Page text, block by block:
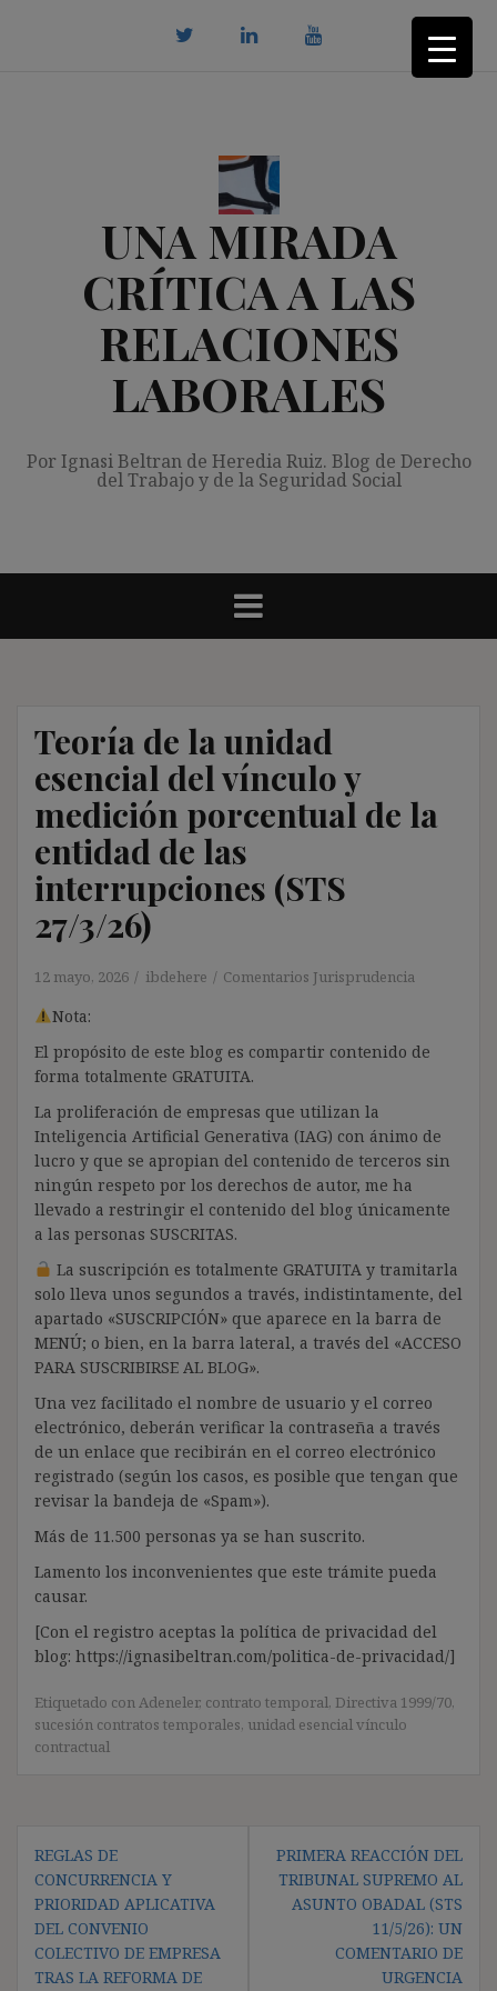
UNA MIRADA
CRÍTICA A LAS
RELACIONES
LABORALES
Por Ignasi Beltran de Heredia Ruiz. Blog de Derecho
del Trabajo y de la Seguridad Social
Teoría de la unidad
esencial del vínculo y
medición porcentual de la
entidad de las
interrupciones (STS
27/3/26)
12 mayo, 2026 ibdehere Comentarios Jurisprudencia
Nota:
El propósito de este blog es compartir contenido de
forma totalmente GRATUITA.
La proliferación de empresas que utilizan la
Inteligencia Artificial Generativa (IAG) con ánimo de
lucro y que se apropian del contenido de terceros sin
ningún respeto por los derechos de autor, me ha
llevado a restringir el contenido del blog únicamente
a las personas SUSCRITAS.
La suscripción es totalmente GRATUITA y tramitarla
solo lleva unos segundos a través, indistintamente, del
apartado «SUSCRIPCIÓN» que aparece en la barra de
MENÚ; o bien, en la barra lateral, a través del «ACCESO
PARA SUSCRIBIRSE AL BLOG».
Una vez facilitado el nombre de usuario y el correo
electrónico, deberán verificar la contraseña a través
de un enlace que recibirán en el correo electrónico
registrado (según los casos, es posible que tengan que
revisar la bandeja de «Spam»).
Más de 11.500 personas ya se han suscrito.
Lamento los inconvenientes que este trámite pueda
causar.
[Con el registro aceptas la política de privacidad del
blog: https://ignasibeltran.com/politica-de-privacidad/]
Etiquetado con Adeneler, contrato temporal, Directiva 1999/70,
sucesión contratos temporales, unidad esencial vínculo
contractual
de
entradas
REGLAS DE
CONCURRENCIA Y
PRIORIDAD APLICATIVA
DEL CONVENIO
COLECTIVO DE EMPRESA
TRAS LA REFORMA DE
PRIMERA REACCIÓN DEL
TRIBUNAL SUPREMO AL
ASUNTO OBADAL (STS
11/5/26): UN
COMENTARIO DE
URGENCIA